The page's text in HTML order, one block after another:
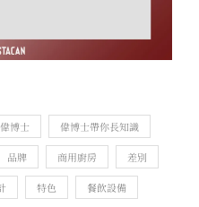
偉博士 偉博士帶你長知識
品牌 商用廚房 差別
特色 餐飲設備